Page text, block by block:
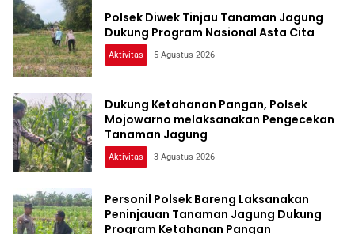
Polsek Diwek Tinjau Tanaman Jagung
Dukung Program Nasional Asta Cita
Aktivitas 5 Agustus 2026
Dukung Ketahanan Pangan, Polsek
Mojowarno melaksanakan Pengecekan
Tanaman Jagung
Aktivitas 3 Agustus 2026
Personil Polsek Bareng Laksanakan
Peninjauan Tanaman Jagung Dukung
Program Ketahanan Pangan